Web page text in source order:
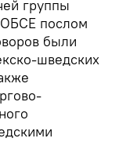
группы
ОБСЕ послом
были
шведских